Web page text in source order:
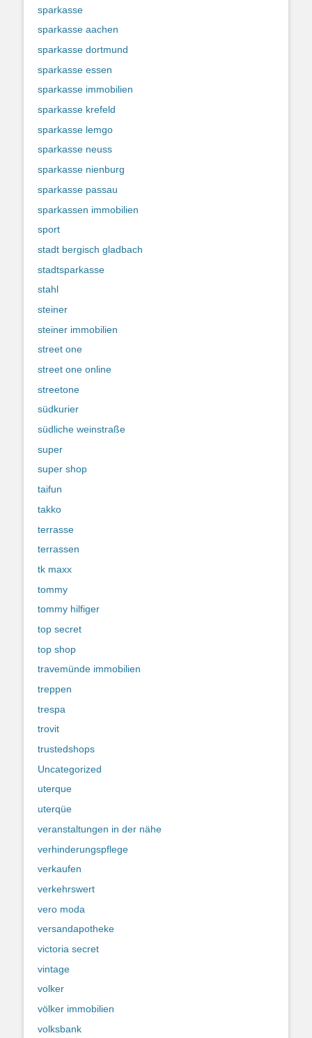
sparkasse
sparkasse aachen
sparkasse dortmund
sparkasse essen
sparkasse immobilien
sparkasse krefeld
sparkasse lemgo
sparkasse neuss
sparkasse nienburg
sparkasse passau
sparkassen immobilien
sport
stadt bergisch gladbach
stadtsparkasse
stahl
steiner
steiner immobilien
street one
street one online
streetone
südkurier
südliche weinstraße
super
super shop
taifun
takko
terrasse
terrassen
tk maxx
tommy
tommy hilfiger
top secret
top shop
travemünde immobilien
treppen
trespa
trovit
trustedshops
Uncategorized
uterque
uterqüe
veranstaltungen in der nähe
verhinderungspflege
verkaufen
verkehrswert
vero moda
versandapotheke
victoria secret
vintage
volker
völker immobilien
volksbank